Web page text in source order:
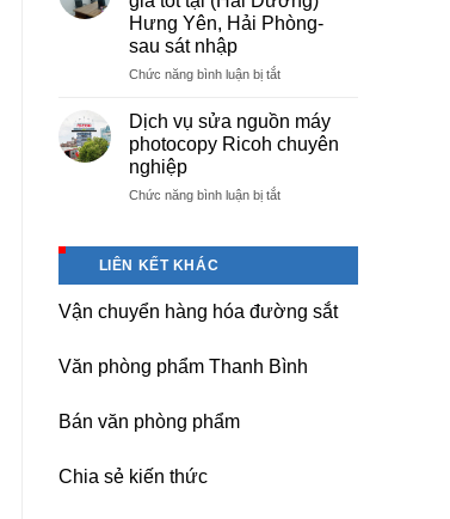
sinh,
sinh
văn
công
ty
Tam
Dương
Vĩnh
photocopy
tại
Nam,
sau
sát
Hưng Yên, Hải Phòng-
sau sát nhập
Chức năng bình luận bị tắtở
văn
phòng
giá
Yên,
Phòng-
sau
Dịch vụ sửa nguồn máy
photocopy Ricoh chuyên
nghiệp
Chức năng bình luận bị tắtở
photocopy
chuyên
nghiệp
LIÊN KẾT KHÁC
Vận chuyển hàng hóa đường sắt
Văn phòng phẩm Thanh Bình
Bán văn phòng phẩm
Chia sẻ kiến thức